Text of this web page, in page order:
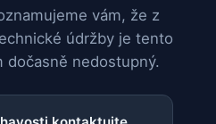
vám, že z
údržby je tento
dočasně nedostupný.